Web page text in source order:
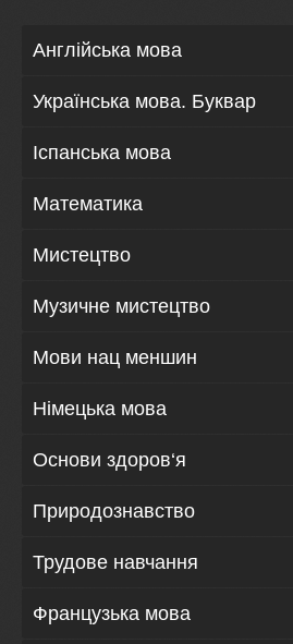
Англійська мова
Українська мова. Буквар
Іспанська мова
Математика
Мистецтво
Музичне мистецтво
Мови нац меншин
Німецька мова
Основи здоров‘я
Природознавство
Трудове навчання
Французька мова